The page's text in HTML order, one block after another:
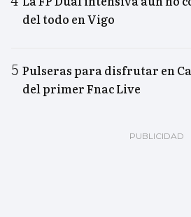
del todo en Vigo
Pulseras para disfrutar en
del primer Fnac Live